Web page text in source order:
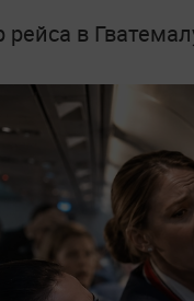
рейса в